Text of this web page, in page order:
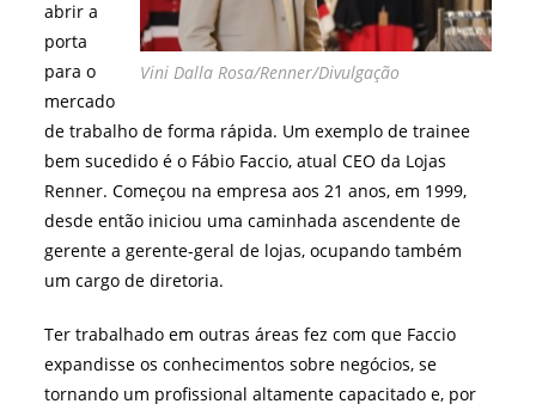
Vini Dalla Rosa/Renner/Divulgação
abrir a
porta
para o
mercado
de trabalho de forma rápida. Um exemplo de trainee
bem sucedido é o Fábio Faccio, atual CEO da Lojas
Renner. Começou na empresa aos 21 anos, em 1999,
desde então iniciou uma caminhada ascendente de
gerente a gerente-geral de lojas, ocupando também
um cargo de diretoria.
Ter trabalhado em outras áreas fez com que Faccio
expandisse os conhecimentos sobre negócios, se
tornando um profissional altamente capacitado e, por